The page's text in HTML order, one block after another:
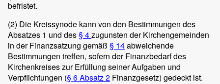
befristet.
(2) Die Kreissynode kann von den Bestimmungen des
Absatzes 1 und des§ 4zugunsten der Kirchengemeinden
in der Finanzsatzung gemäß § 14abweichende
Bestimmungen treffen, sofern der Finanzbedarf des
Kirchenkreises zur Erfüllung seiner Aufgaben und
Verpflichtungen (§ 6 Absatz 2 Finanzgesetz) gedeckt ist.